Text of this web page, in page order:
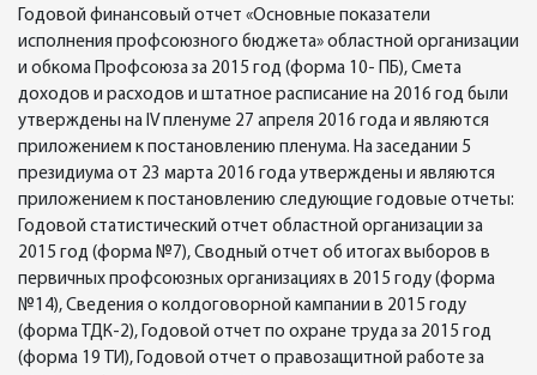
Годовой финансовый отчет «Основные показатели
исполнения профсоюзного бюджета» областной организации
и обкома Профсоюза за 2015 год (форма 10- ПБ), Смета
доходов и расходов и штатное расписание на 2016 год были
утверждены на IV пленуме 27 апреля 2016 года и являются
приложением к постановлению пленума. На заседании 5
президиума от 23 марта 2016 года утверждены и являются
приложением к постановлению следующие годовые отчеты:
Годовой статистический отчет областной организации за
2015 год (форма №7), Сводный отчет об итогах выборов в
первичных профсоюзных организациях в 2015 году (форма
№14), Сведения о колдоговорной кампании в 2015 году
(форма ТДК-2), Годовой отчет по охране труда за 2015 год
(форма 19 ТИ), Годовой отчет о правозащитной работе за